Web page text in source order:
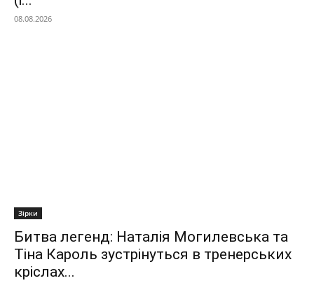
08.08.2026
Зірки
Битва легенд: Наталія Могилевська та
Тіна Кароль зустрінуться в тренерських
кріслах...